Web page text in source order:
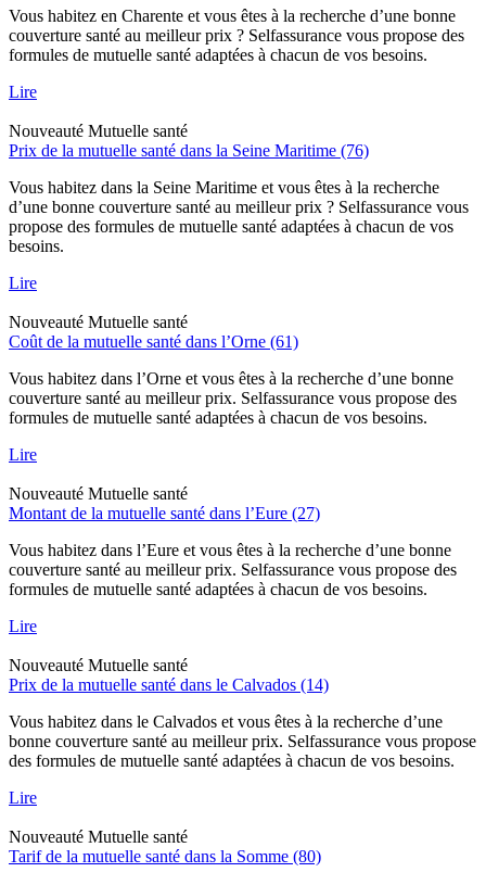
Vous habitez en Charente et vous êtes à la recherche d’une bonne
couverture santé au meilleur prix ? Selfassurance vous propose des
formules de mutuelle santé adaptées à chacun de vos besoins.
Lire
Nouveauté Mutuelle santé
Prix de la mutuelle santé dans la Seine Maritime (76)
Vous habitez dans la Seine Maritime et vous êtes à la recherche
d’une bonne couverture santé au meilleur prix ? Selfassurance vous
propose des formules de mutuelle santé adaptées à chacun de vos
besoins.
Lire
Nouveauté Mutuelle santé
Coût de la mutuelle santé dans l’Orne (61)
Vous habitez dans l’Orne et vous êtes à la recherche d’une bonne
couverture santé au meilleur prix. Selfassurance vous propose des
formules de mutuelle santé adaptées à chacun de vos besoins.
Lire
Nouveauté Mutuelle santé
Montant de la mutuelle santé dans l’Eure (27)
Vous habitez dans l’Eure et vous êtes à la recherche d’une bonne
couverture santé au meilleur prix. Selfassurance vous propose des
formules de mutuelle santé adaptées à chacun de vos besoins.
Lire
Nouveauté Mutuelle santé
Prix de la mutuelle santé dans le Calvados (14)
Vous habitez dans le Calvados et vous êtes à la recherche d’une
bonne couverture santé au meilleur prix. Selfassurance vous propose
des formules de mutuelle santé adaptées à chacun de vos besoins.
Lire
Nouveauté Mutuelle santé
Tarif de la mutuelle santé dans la Somme (80)